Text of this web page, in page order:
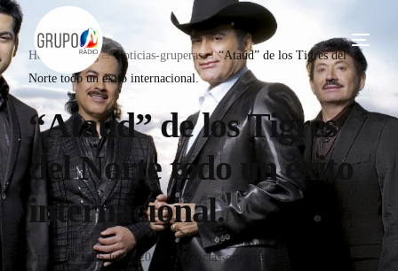
Home Blog Noticias-gruperas
“Ataúd” de los Tigres del
Norte todo un éxito internacional.
“Ataúd” de los Tigres
del Norte todo un éxito
internacional.
Grupo M 26 Julio, 2016 Noticias-gruperas